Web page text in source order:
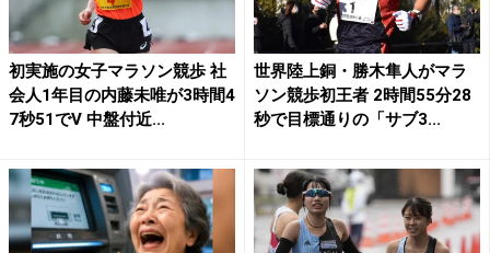
初実施の女子マラソン競歩 社
会人1年目の内藤未唯が3時間4
7秒51でV 中盤付近...
世界陸上銅・勝木隼人がマラ
ソン競歩初王者 2時間55分28
秒で目標通りの「サブ3...